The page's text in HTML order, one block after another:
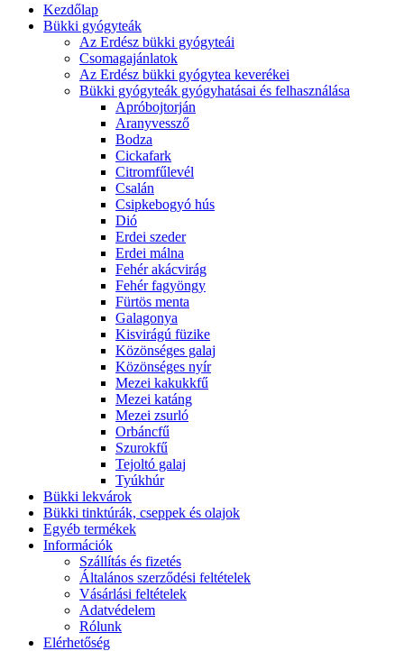
Kezdőlap
Bükki gyógyteák
Az Erdész bükki gyógyteái
Csomagajánlatok
Az Erdész bükki gyógytea keverékei
Bükki gyógyteák gyógyhatásai és felhasználása
Apróbojtorján
Aranyvessző
Bodza
Cickafark
Citromfűlevél
Csalán
Csipkebogyó hús
Dió
Erdei szeder
Erdei málna
Fehér akácvirág
Fehér fagyöngy
Fürtös menta
Galagonya
Kisvirágú füzike
Közönséges galaj
Közönséges nyír
Mezei kakukkfű
Mezei katáng
Mezei zsurló
Orbáncfű
Szurokfű
Tejoltó galaj
Tyúkhúr
Bükki lekvárok
Bükki tinktúrák, cseppek és olajok
Egyéb termékek
Információk
Szállítás és fizetés
Általános szerződési feltételek
Vásárlási feltételek
Adatvédelem
Rólunk
Elérhetőség